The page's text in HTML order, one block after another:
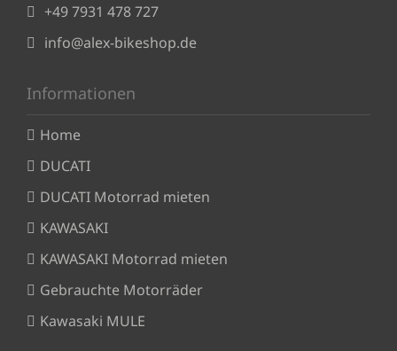
+49 7931 478 727
info@alex-bikeshop.de
Informationen
Home
DUCATI
DUCATI Motorrad mieten
KAWASAKI
KAWASAKI Motorrad mieten
Gebrauchte Motorräder
Kawasaki MULE